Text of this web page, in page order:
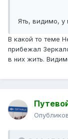
Ять, видимо, у
В какой то теме
прибежал
в них жить.